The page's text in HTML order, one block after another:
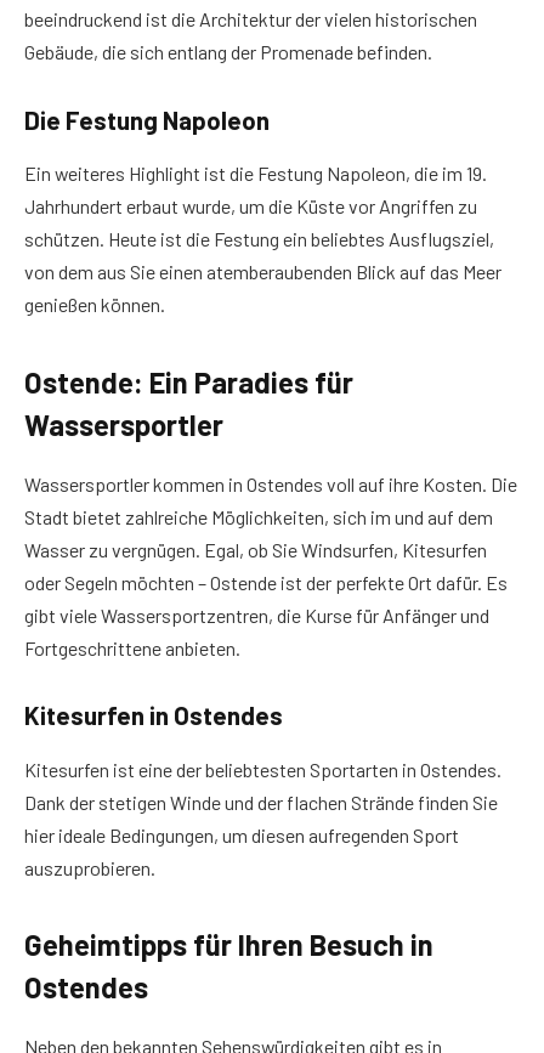
beeindruckend ist die Architektur der vielen historischen
Gebäude, die sich entlang der Promenade befinden.
Die Festung Napoleon
Ein weiteres Highlight ist die Festung Napoleon, die im 19.
Jahrhundert erbaut wurde, um die Küste vor Angriffen zu
schützen. Heute ist die Festung ein beliebtes Ausflugsziel,
von dem aus Sie einen atemberaubenden Blick auf das Meer
genießen können.
Ostende: Ein Paradies für
Wassersportler
Wassersportler kommen in Ostendes voll auf ihre Kosten. Die
Stadt bietet zahlreiche Möglichkeiten, sich im und auf dem
Wasser zu vergnügen. Egal, ob Sie Windsurfen, Kitesurfen
oder Segeln möchten – Ostende ist der perfekte Ort dafür. Es
gibt viele Wassersportzentren, die Kurse für Anfänger und
Fortgeschrittene anbieten.
Kitesurfen in Ostendes
Kitesurfen ist eine der beliebtesten Sportarten in Ostendes.
Dank der stetigen Winde und der flachen Strände finden Sie
hier ideale Bedingungen, um diesen aufregenden Sport
auszuprobieren.
Geheimtipps für Ihren Besuch in
Ostendes
Neben den bekannten Sehenswürdigkeiten gibt es in